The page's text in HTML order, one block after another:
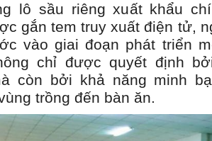
lô sầu riêng xuất khẩu
gắn tem truy xuất điện tử,
vào giai đoạn phát triển
chỉ được quyết định
còn bởi khả năng minh
trồng đến bàn ăn.